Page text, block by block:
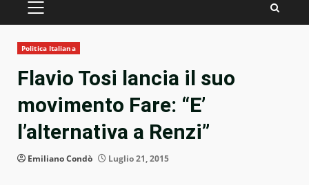
PRIMARY
Politica Italiana
Flavio Tosi lancia il suo
movimento Fare: “E’
l’alternativa a Renzi”
Emiliano Condò Luglio 21, 2015